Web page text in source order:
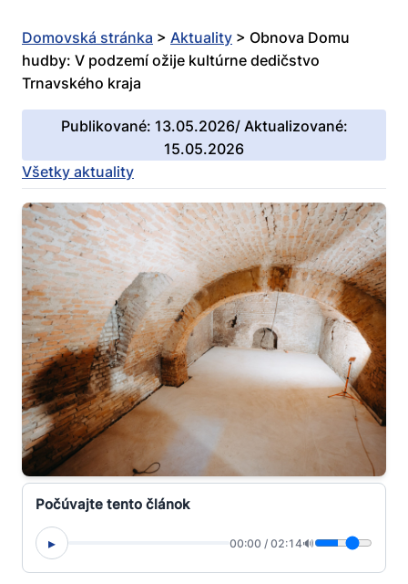
Domovská stránka > Aktuality > Obnova Domu
hudby: V podzemí ožije kultúrne dedičstvo
Trnavského kraja
Publikované: 13.05.2026/ Aktualizované:
15.05.2026
Všetky aktuality
Počúvajte tento článok
▸ 00:00 / 02:14🔊